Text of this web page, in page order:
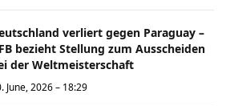
verliert gegen Paraguay –
bezieht Stellung zum Ausscheiden
der Weltmeisterschaft
June, 2026 – 18:29